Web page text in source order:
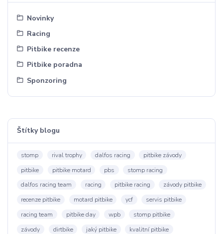
Novinky
Racing
Pitbike recenze
Pitbike poradna
Sponzoring
Štítky blogu
stomp rival trophy dalfos racing
pitbike závody
pitbike
pitbike motard pbs
stomp racing
dalfos racing team
racing pitbike racing
závody pitbike
recenze pitbike
motard pitbike ycf
servis pitbike
racing team
pitbike day wpb
stomp pitbike
závody
dirtbike jaký pitbike
kvalitní pitbike